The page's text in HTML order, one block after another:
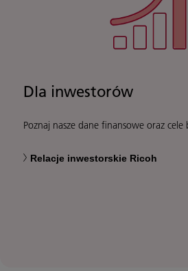
Dla inwestorów
Poznaj nasze dane finansowe oraz cele
Relacje inwestorskie Ricoh